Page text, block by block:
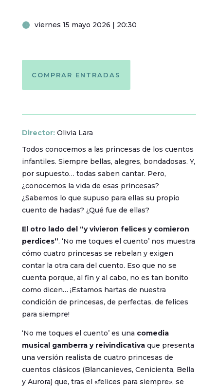
viernes 15 mayo 2026 | 20:30
COMPRAR ENTRADAS
Director: Olivia Lara
Todos conocemos a las princesas de los cuentos
infantiles. Siempre bellas, alegres, bondadosas. Y,
por supuesto… todas saben cantar. Pero,
¿conocemos la vida de esas princesas?
¿Sabemos lo que supuso para ellas su propio
cuento de hadas? ¿Qué fue de ellas?
El otro lado del “y vivieron felices y comieron
perdices”. ‘No me toques el cuento’ nos muestra
cómo cuatro princesas se rebelan y exigen
contar la otra cara del cuento. Eso que no se
cuenta porque, al fin y al cabo, no es tan bonito
como dicen… ¡Estamos hartas de nuestra
condición de princesas, de perfectas, de felices
para siempre!
‘No me toques el cuento’ es una comedia
musical gamberra y reivindicativaque presenta
una versión realista de cuatro princesas de
cuentos clásicos (Blancanieves, Cenicienta, Bella
y Aurora) que, tras el «felices para siempre», se